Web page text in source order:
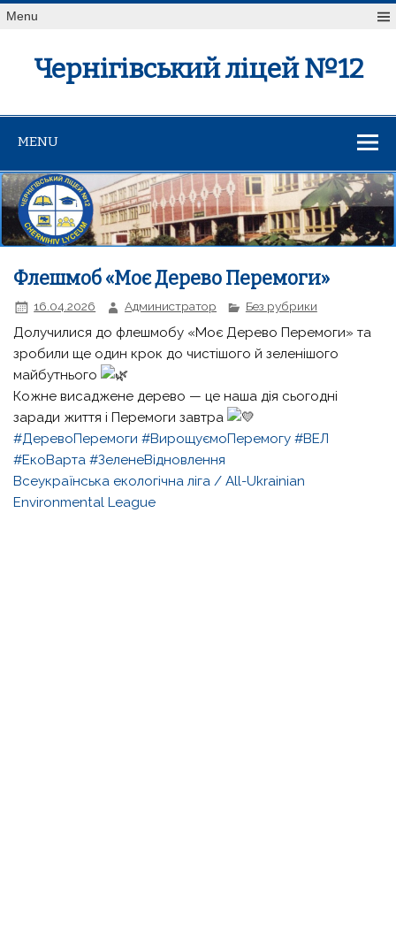
Menu
Чернігівський ліцей №12
MENU
Флешмоб «Моє Дерево Перемоги»
16.04.2026 Администратор Без рубрики
Долучилися до флешмобу «Моє Дерево Перемоги» та
зробили ще один крок до чистішого й зеленішого
майбутнього
Кожне висаджене дерево — це наша дія сьогодні
заради життя і Перемоги завтра
#ДеревоПеремоги #ВирощуємоПеремогу #ВЕЛ
#ЕкоВарта #ЗеленеВідновлення
Всеукраїнська екологічна ліга / All-Ukrainian
Environmental League